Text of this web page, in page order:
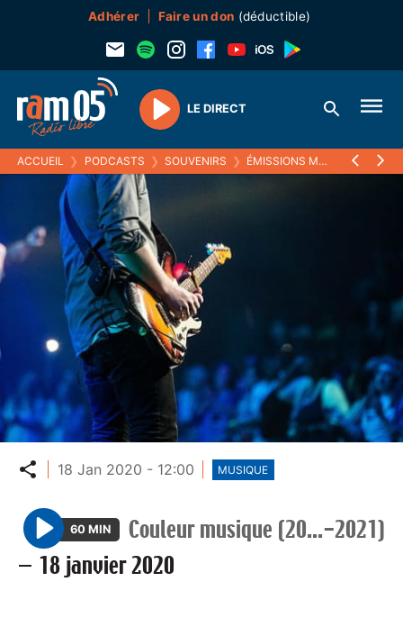
Adhérer Faire un don (déductible)
Play
LE DIRECT
ACCUEIL ❯ PODCASTS ❯ SOUVENIRS ❯ ÉMISSIONS MUSICALES (SOUVENIRS)
Partager
18 Jan 2020 - 12:00 MUSIQUE
P
l
60 MIN
Couleur musique (20...-2021)
— 18 janvier 2020